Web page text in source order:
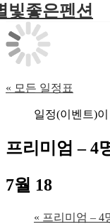
빛좋은펜션
« 모든 일정표
일정(이벤트)
프리미엄 – 4
7월 18
« 프리미엄 – 4